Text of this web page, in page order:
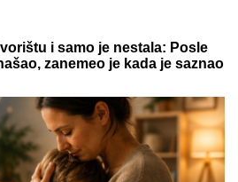
bude sponzoruša, živi u